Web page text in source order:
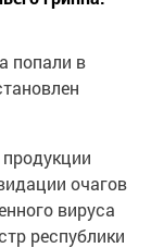
попали в
очагов
вируса
республики